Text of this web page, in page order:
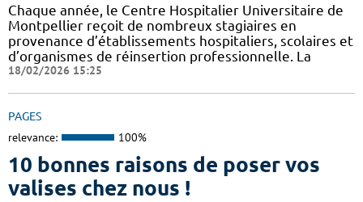
Chaque année, le Centre Hospitalier Universitaire de
Montpellier reçoit de nombreux stagiaires en
provenance d’établissements hospitaliers, scolaires et
d’organismes de réinsertion professionnelle. La
18/02/2026 15:25
PAGES
relevance: 100%
10 bonnes raisons de poser vos
valises chez nous !